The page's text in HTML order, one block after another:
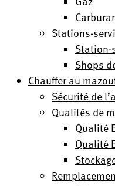
Stations-
Station-
Shops
Chauffer au
Sécurité de
Qualités de
Qualité
Qualité